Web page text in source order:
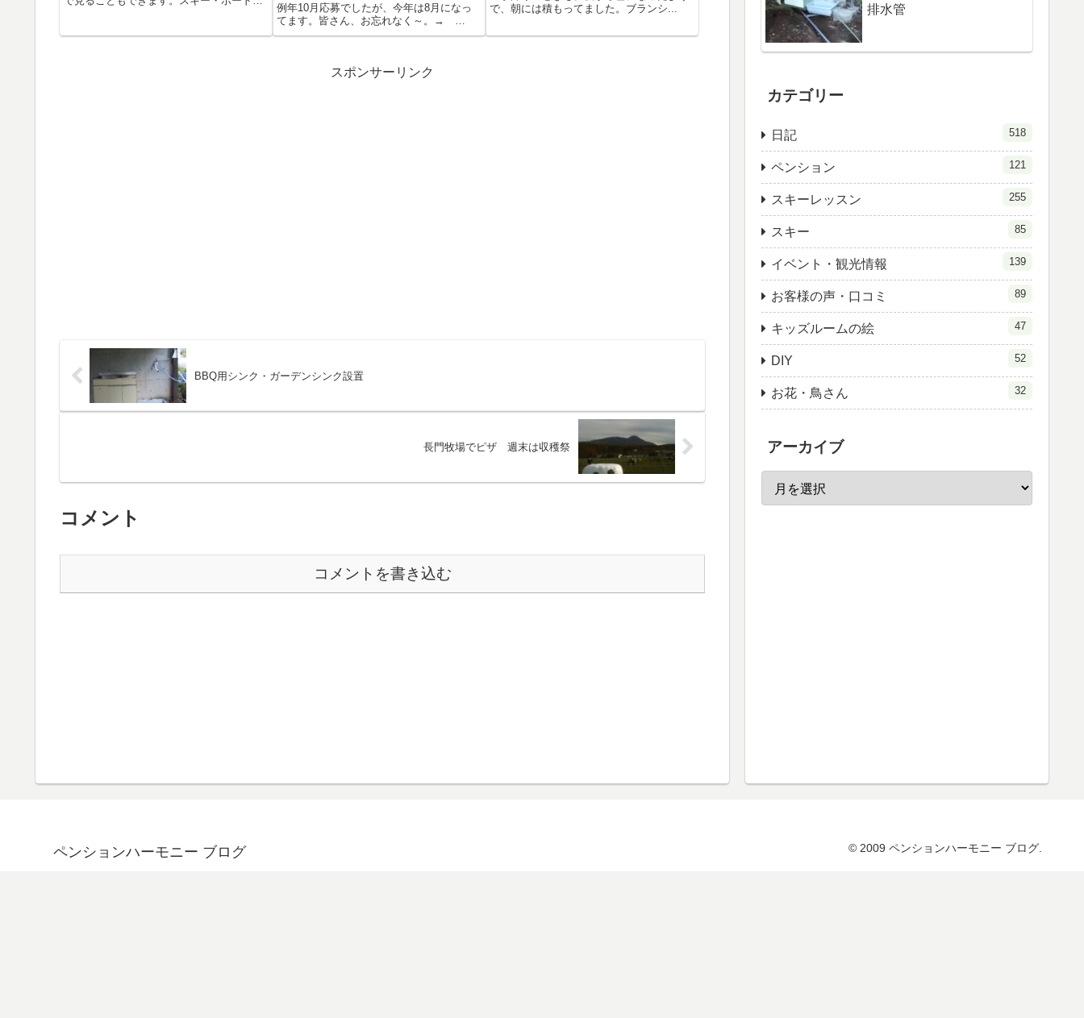
例年10月応募でしたが、今年は8月になっ
てます。皆さん、お忘れなく～。→
SNOW...
で、朝には積もってました。ブランシ...
スポンサーリンク
BBQ用シンク・ガーデンシンク設置
長門牧場でピザ 週末は収穫祭
コメント
コメントを書き込む
排水管
カテゴリー
日記 518
ペンション 121
スキーレッスン 255
スキー 85
イベント・観光情報 139
お客様の声・口コミ 89
キッズルームの絵 47
DIY 52
お花・鳥さん 32
アーカイブ
ペンションハーモニー ブログ © 2009 ペンションハーモニー ブログ.